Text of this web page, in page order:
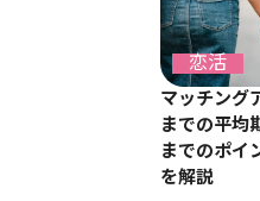
恋活
マッチング
までの平均
までのポイ
を解説